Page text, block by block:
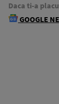
Daca ti-a
GOOGLE